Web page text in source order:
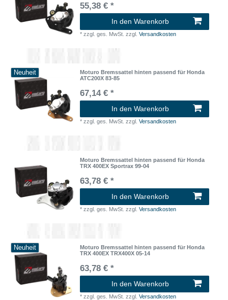
55,38 € *
In den Warenkorb
*zzgl. ges. MwSt. zzgl.Versandkosten
Neuheit
Moturo Bremssattel hinten passend für Honda
ATC200X 83-85
67,14 € *
In den Warenkorb
*zzgl. ges. MwSt. zzgl.Versandkosten
Moturo Bremssattel hinten passend für Honda
TRX 400EX Sportrax 99-04
63,78 € *
In den Warenkorb
*zzgl. ges. MwSt. zzgl.Versandkosten
Neuheit
Moturo Bremssattel hinten passend für Honda
TRX 400EX TRX400X 05-14
63,78 € *
In den Warenkorb
*zzgl. ges. MwSt. zzgl.Versandkosten